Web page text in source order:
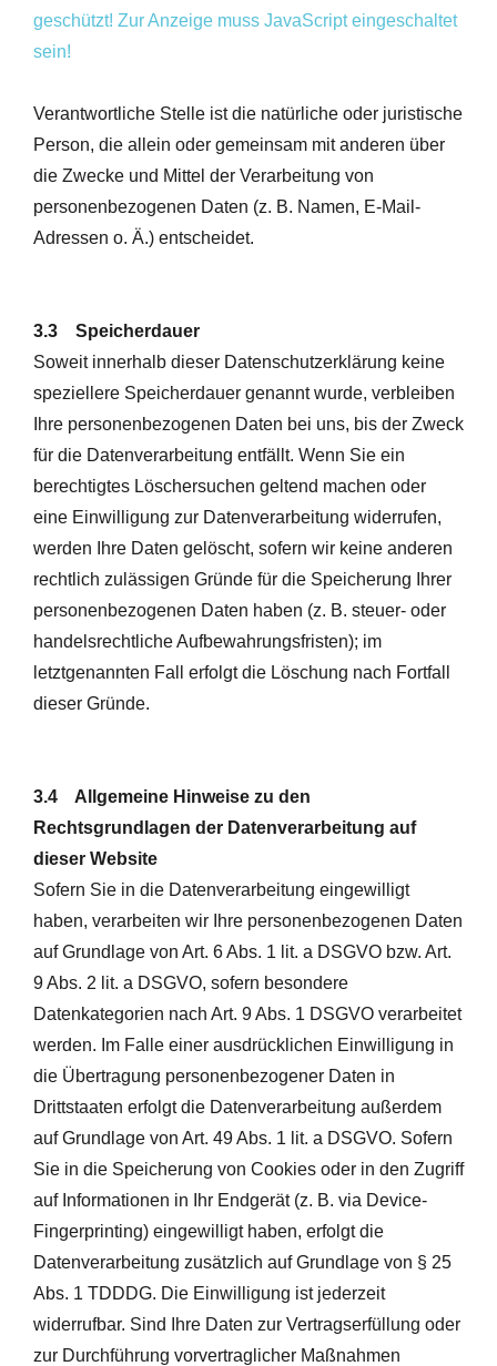
geschützt! Zur Anzeige muss JavaScript eingeschaltet
sein!
Verantwortliche Stelle ist die natürliche oder juristische
Person, die allein oder gemeinsam mit anderen über
die Zwecke und Mittel der Verarbeitung von
personenbezogenen Daten (z. B. Namen, E-Mail-
Adressen o. Ä.) entscheidet.
3.3 Speicherdauer
Soweit innerhalb dieser Datenschutzerklärung keine
speziellere Speicherdauer genannt wurde, verbleiben
Ihre personenbezogenen Daten bei uns, bis der Zweck
für die Datenverarbeitung entfällt. Wenn Sie ein
berechtigtes Löschersuchen geltend machen oder
eine Einwilligung zur Datenverarbeitung widerrufen,
werden Ihre Daten gelöscht, sofern wir keine anderen
rechtlich zulässigen Gründe für die Speicherung Ihrer
personenbezogenen Daten haben (z. B. steuer- oder
handelsrechtliche Aufbewahrungsfristen); im
letztgenannten Fall erfolgt die Löschung nach Fortfall
dieser Gründe.
3.4 Allgemeine Hinweise zu den
Rechtsgrundlagen der Datenverarbeitung auf
dieser Website
Sofern Sie in die Datenverarbeitung eingewilligt
haben, verarbeiten wir Ihre personenbezogenen Daten
auf Grundlage von Art. 6 Abs. 1 lit. a DSGVO bzw. Art.
9 Abs. 2 lit. a DSGVO, sofern besondere
Datenkategorien nach Art. 9 Abs. 1 DSGVO verarbeitet
werden. Im Falle einer ausdrücklichen Einwilligung in
die Übertragung personenbezogener Daten in
Drittstaaten erfolgt die Datenverarbeitung außerdem
auf Grundlage von Art. 49 Abs. 1 lit. a DSGVO. Sofern
Sie in die Speicherung von Cookies oder in den Zugriff
auf Informationen in Ihr Endgerät (z. B. via Device-
Fingerprinting) eingewilligt haben, erfolgt die
Datenverarbeitung zusätzlich auf Grundlage von § 25
Abs. 1 TDDDG. Die Einwilligung ist jederzeit
widerrufbar. Sind Ihre Daten zur Vertragserfüllung oder
zur Durchführung vorvertraglicher Maßnahmen